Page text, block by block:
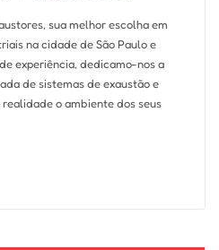
sua melhor escolha em
na cidade de São Paulo e
experiência, dedicamo-nos a
de sistemas de exaustão e
o ambiente dos seus